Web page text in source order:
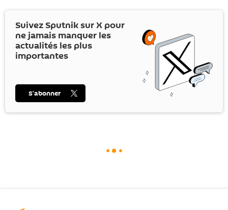
Suivez Sputnik surX pour
ne jamais manquer les
actualités les plus
importantes
S’abonner